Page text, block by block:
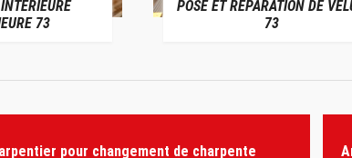
73
POSE ET RÉPARATION DE
73
pour changement de charpente